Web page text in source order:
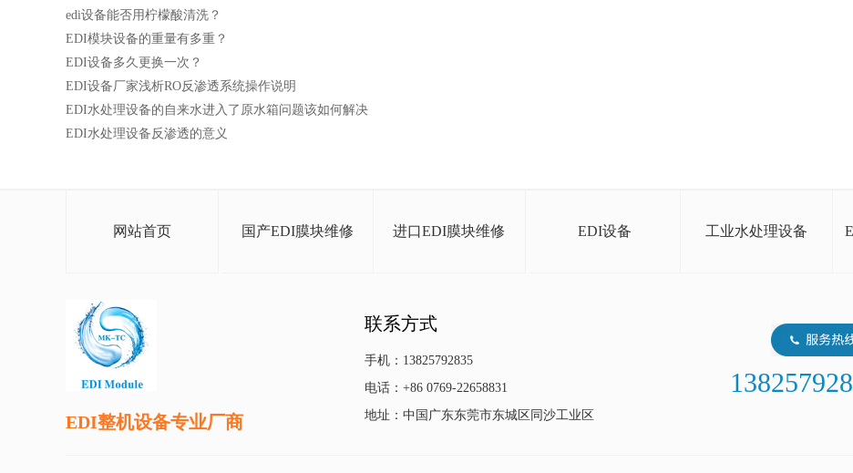
edi设备能否用柠檬酸清洗？
EDI模块设备的重量有多重？
EDI设备多久更换一次？
EDI设备厂家浅析RO反渗透系统操作说明
EDI水处理设备的自来水进入了原水箱问题该如何解决
EDI水处理设备反渗透的意义
网站首页 国产EDI膜块维修 进口EDI膜块维修 EDI设备 工业水处理设备
EDI整机设备专业厂商
联系方式
手机：13825792835
电话：+86 0769-22658831
地址：中国广东东莞市东城区同沙工业区